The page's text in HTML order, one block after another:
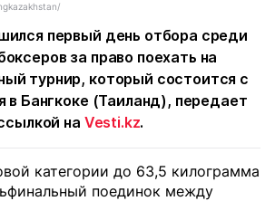
первый день отбора среди
за право поехать на
турнир, который состоится с
в Бангкоке (Таиланд), передает
на Vesti.kz.
категории до 63,5 килограмма
поединок между